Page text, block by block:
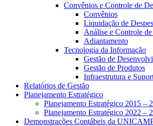
Convênios e Controle de
Convênios
Liquidação de
Análise e Controle de
Adiantamento
Tecnologia da Informação
Gestão de
Gestão de Produtos
Infraestrutura e
Relatórios de Gestão
Planejamento Estratégico
Planejamento Estratégico 2015 –
Planejamento Estratégico 2022 –
Demonstrações Contábeis da